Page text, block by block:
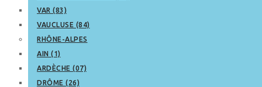
VAR (83)
VAUCLUSE (84)
RHÔNE-ALPES
AIN (1)
ARDÈCHE (07)
DRÔME (26)